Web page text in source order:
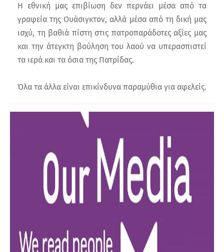
Η εθνική μας επιβίωση δεν περνάει μέσα από τα
γραφεία της Ουάσιγκτον, αλλά μέσα από τη δική μας
ισχύ, τη βαθιά πίστη στις πατροπαράδοτες αξίες μας
και την άτεγκτη βούληση του λαού να υπερασπιστεί
τα ιερά και τα όσια της Πατρίδας.
Όλα τα άλλα είναι επικίνδυνα παραμύθια για αφελείς.